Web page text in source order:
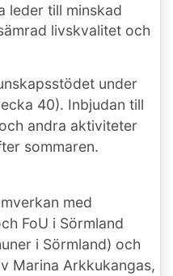
leder till minskad
livskvalitet och
under
40). Inbjudan till
andra aktiviteter
sommaren.
med
FoU i Sörmland
i Sörmland) och
Marina Arkkukangas,